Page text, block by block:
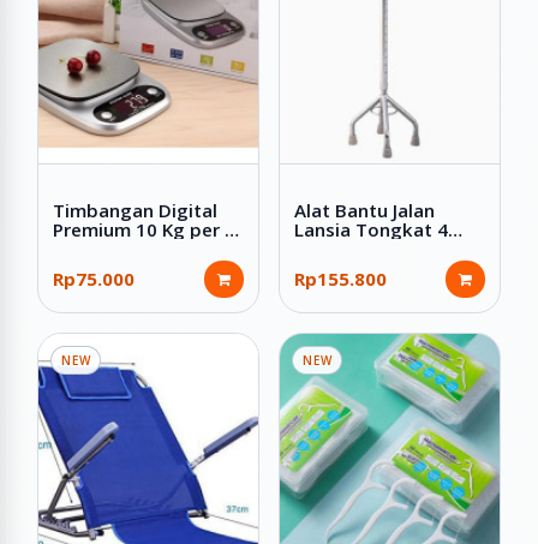
Timbangan Digital
Premium 10 Kg per 1
Digital Kitchen Scale
Rp75.000
Alat Bantu Jalan
Lansia Tongkat 4
Premium
Rp155.800
NEW NEW